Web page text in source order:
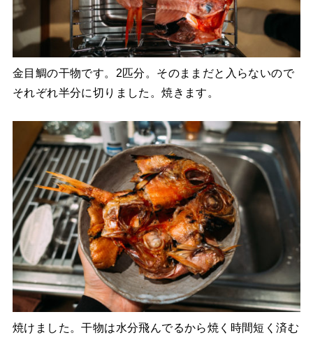
金目鯛の干物です。2匹分。そのままだと入らないので
それぞれ半分に切りました。焼きます。
焼けました。干物は水分飛んでるから焼く時間短く済む